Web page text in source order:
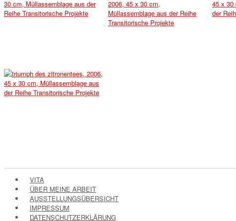
VITA
ÜBER MEINE ARBEIT
AUSSTELLUNGSÜBERSICHT
IMPRESSUM
DATENSCHUTZERKLÄRUNG